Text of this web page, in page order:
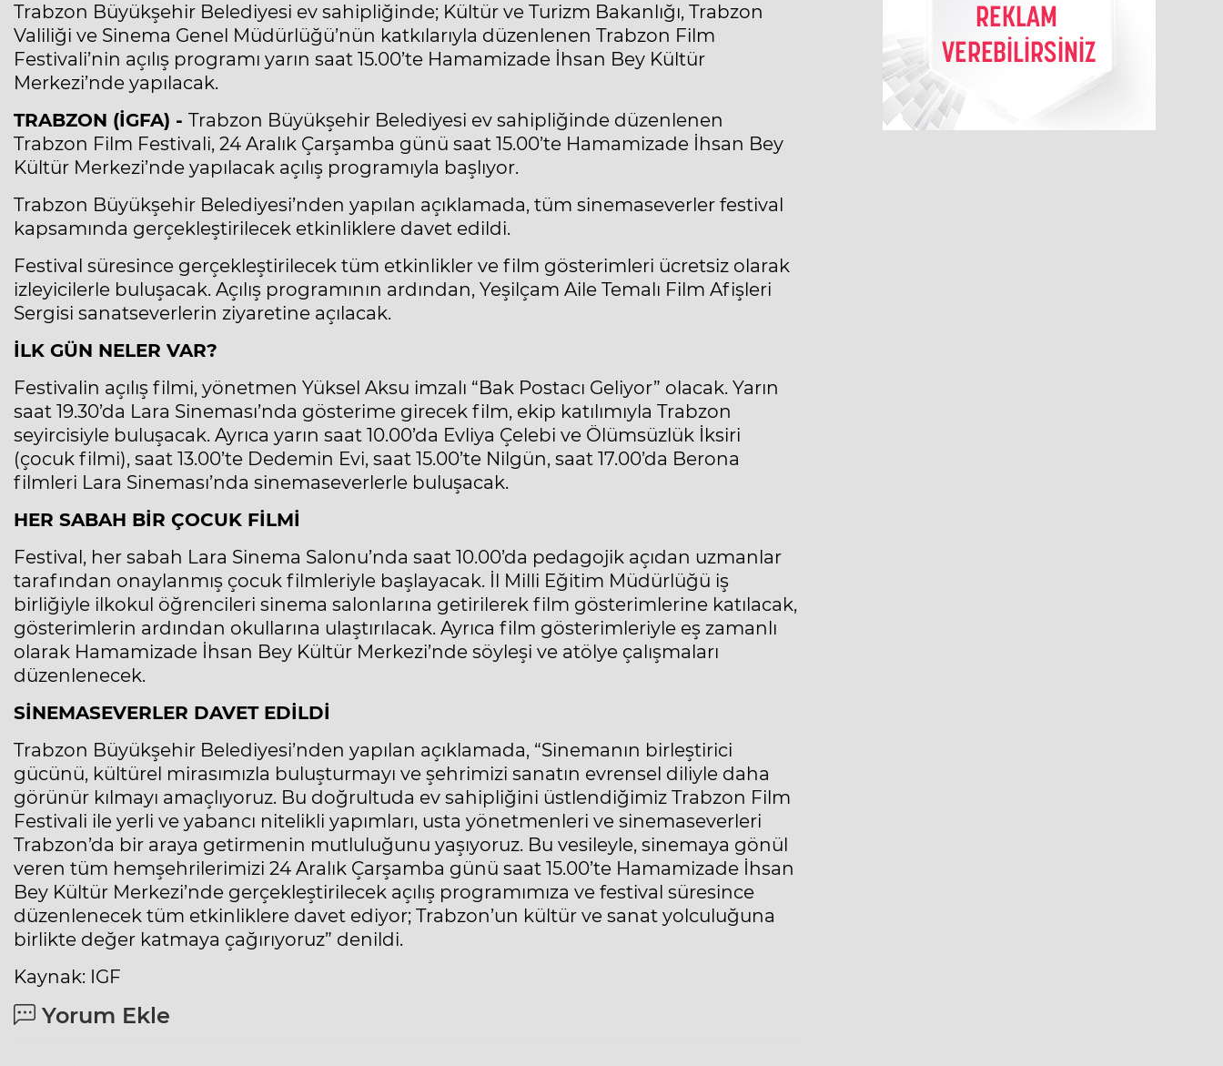
Trabzon Büyükşehir Belediyesi ev sahipliğinde; Kültür ve Turizm Bakanlığı, Trabzon
Valiliği ve Sinema Genel Müdürlüğü’nün katkılarıyla düzenlenen Trabzon Film
Festivali’nin açılış programı yarın saat 15.00’te Hamamizade İhsan Bey Kültür
Merkezi’nde yapılacak.
TRABZON (İGFA) - Trabzon Büyükşehir Belediyesi ev sahipliğinde düzenlenen
Trabzon Film Festivali, 24 Aralık Çarşamba günü saat 15.00’te Hamamizade İhsan Bey
Kültür Merkezi’nde yapılacak açılış programıyla başlıyor.
Trabzon Büyükşehir Belediyesi’nden yapılan açıklamada, tüm sinemaseverler festival
kapsamında gerçekleştirilecek etkinliklere davet edildi.
Festival süresince gerçekleştirilecek tüm etkinlikler ve film gösterimleri ücretsiz olarak
izleyicilerle buluşacak. Açılış programının ardından, Yeşilçam Aile Temalı Film Afişleri
Sergisi sanatseverlerin ziyaretine açılacak.
İLK GÜN NELER VAR?
Festivalin açılış filmi, yönetmen Yüksel Aksu imzalı “Bak Postacı Geliyor” olacak. Yarın
saat 19.30’da Lara Sineması’nda gösterime girecek film, ekip katılımıyla Trabzon
seyircisiyle buluşacak. Ayrıca yarın saat 10.00’da Evliya Çelebi ve Ölümsüzlük İksiri
(çocuk filmi), saat 13.00’te Dedemin Evi, saat 15.00’te Nilgün, saat 17.00’da Berona
filmleri Lara Sineması’nda sinemaseverlerle buluşacak.
HER SABAH BİR ÇOCUK FİLMİ
Festival, her sabah Lara Sinema Salonu’nda saat 10.00’da pedagojik açıdan uzmanlar
tarafından onaylanmış çocuk filmleriyle başlayacak. İl Milli Eğitim Müdürlüğü iş
birliğiyle ilkokul öğrencileri sinema salonlarına getirilerek film gösterimlerine katılacak,
gösterimlerin ardından okullarına ulaştırılacak. Ayrıca film gösterimleriyle eş zamanlı
olarak Hamamizade İhsan Bey Kültür Merkezi’nde söyleşi ve atölye çalışmaları
düzenlenecek.
SİNEMASEVERLER DAVET EDİLDİ
Trabzon Büyükşehir Belediyesi’nden yapılan açıklamada, “Sinemanın birleştirici
gücünü, kültürel mirasımızla buluşturmayı ve şehrimizi sanatın evrensel diliyle daha
görünür kılmayı amaçlıyoruz. Bu doğrultuda ev sahipliğini üstlendiğimiz Trabzon Film
Festivali ile yerli ve yabancı nitelikli yapımları, usta yönetmenleri ve sinemaseverleri
Trabzon’da bir araya getirmenin mutluluğunu yaşıyoruz. Bu vesileyle, sinemaya gönül
veren tüm hemşehrilerimizi 24 Aralık Çarşamba günü saat 15.00’te Hamamizade İhsan
Bey Kültür Merkezi’nde gerçekleştirilecek açılış programımıza ve festival süresince
düzenlenecek tüm etkinliklere davet ediyor; Trabzon’un kültür ve sanat yolculuğuna
birlikte değer katmaya çağırıyoruz” denildi.
Kaynak: IGF
Yorum Ekle